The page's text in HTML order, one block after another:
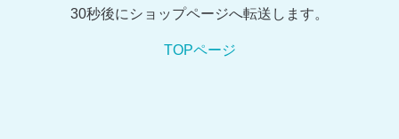
30秒後にショップページへ転送します。
TOPページ